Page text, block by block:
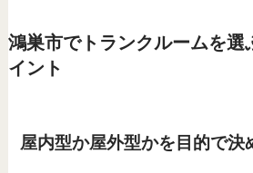
鴻巣市でトランクルームを選
イント
屋内型か屋外型かを目的で決